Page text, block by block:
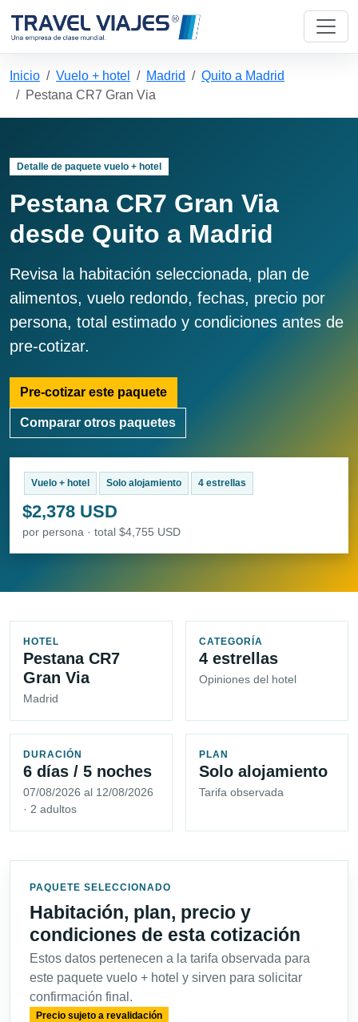
Inicio Vuelo + hotel Madrid
Quito a Madrid
Pestana CR7 Gran Via
Detalle de paquete vuelo + hotel
Pestana CR7 Gran Via
desde Quito a Madrid
Revisa la habitación seleccionada, plan de
alimentos, vuelo redondo, fechas, precio por
persona, total estimado y condiciones antes de
pre-cotizar.
Pre-cotizar este paquete
Comparar otros paquetes
Vuelo + hotel Solo alojamiento 4 estrellas
$2,378 USD
por persona · total $4,755 USD
HOTEL
Pestana CR7
Gran Via
Madrid
CATEGORÍA
4 estrellas
Opiniones del hotel
DURACIÓN
6 días / 5 noches
07/08/2026 al 12/08/2026
· 2 adultos
PLAN
Solo alojamiento
Tarifa observada
PAQUETE SELECCIONADO
Habitación, plan, precio y
condiciones de esta cotización
Estos datos pertenecen a la tarifa observada para
este paquete vuelo + hotel y sirven para solicitar
confirmación final.
Precio sujeto a revalidación